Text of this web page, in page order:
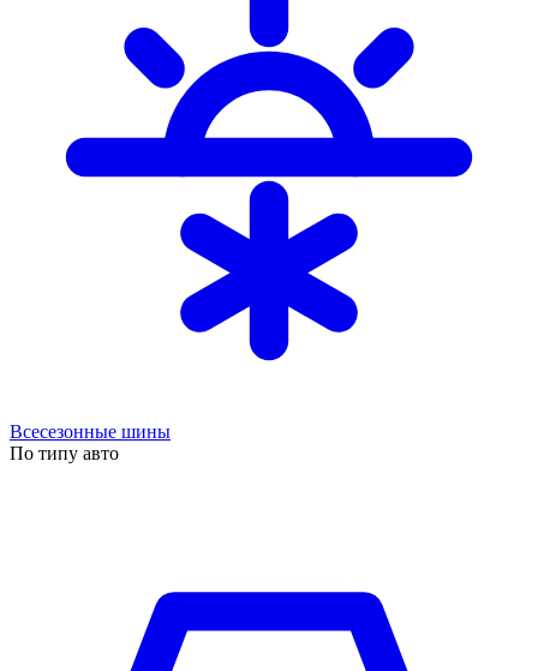
Всесезонные шины
По типу авто